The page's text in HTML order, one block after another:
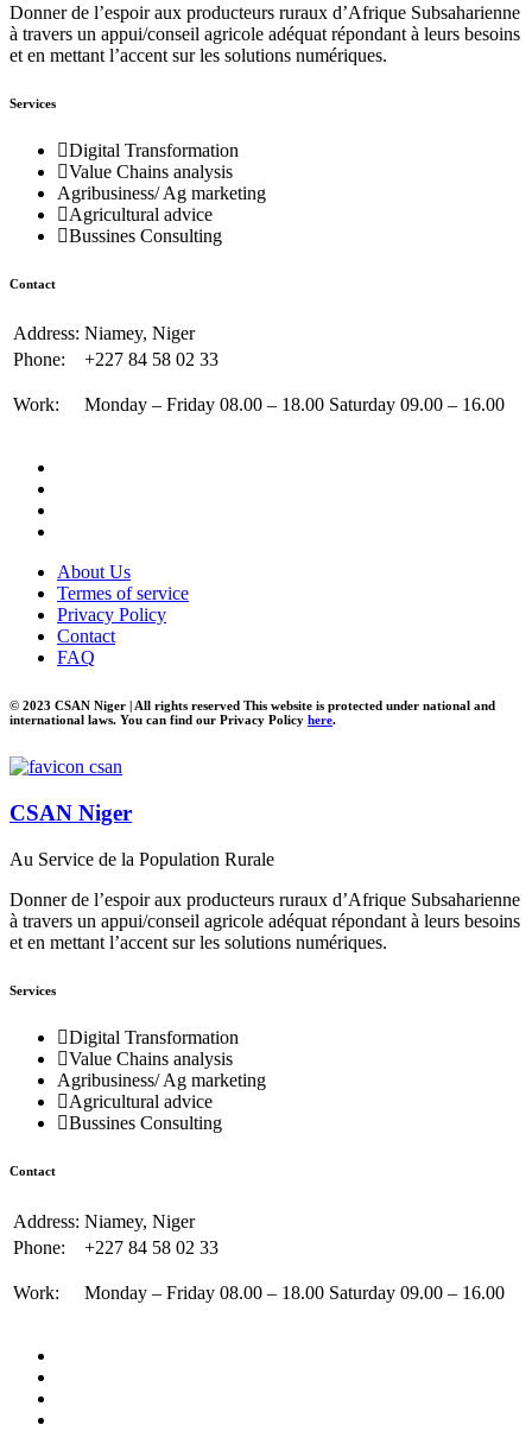
Donner de l’espoir aux producteurs ruraux d’Afrique Subsaharienne
à travers un appui/conseil agricole adéquat répondant à leurs besoins
et en mettant l’accent sur les solutions numériques.
Services
Digital Transformation
Value Chains analysis
Agribusiness/ Ag marketing
Agricultural advice
Bussines Consulting
Contact
Address: Niamey, Niger
Phone:
+227 84 58 02 33
Work: Monday – Friday 08.00 – 18.00 Saturday 09.00 – 16.00
About Us
Termes of service
Privacy Policy
Contact
FAQ
© 2023 CSAN Niger | All rights reserved This website is protected under national and
international laws. You can find our Privacy Policy here.
CSAN Niger
Au Service de la Population Rurale
Donner de l’espoir aux producteurs ruraux d’Afrique Subsaharienne
à travers un appui/conseil agricole adéquat répondant à leurs besoins
et en mettant l’accent sur les solutions numériques.
Services
Digital Transformation
Value Chains analysis
Agribusiness/ Ag marketing
Agricultural advice
Bussines Consulting
Contact
Address: Niamey, Niger
Phone:
+227 84 58 02 33
Work: Monday – Friday 08.00 – 18.00 Saturday 09.00 – 16.00